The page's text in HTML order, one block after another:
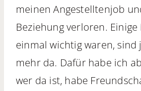
meinen Angestelltenjob
Beziehung verloren.
einmal wichtig waren,
mehr da. Dafür habe ich
wer da ist, habe